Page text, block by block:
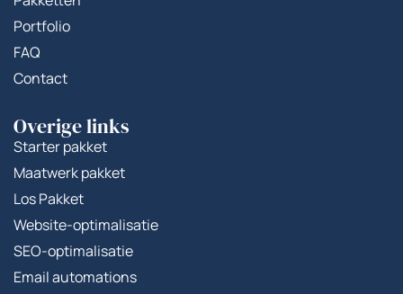
Portfolio
FAQ
Contact
Overige links
Starter pakket
Maatwerk pakket
Los Pakket
Website-optimalisatie
SEO-optimalisatie
Email automations